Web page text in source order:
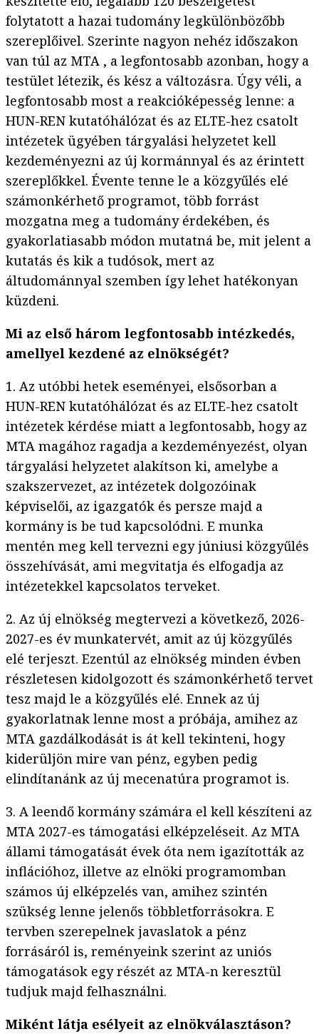
folytatott a hazai tudomány legkülönbözőbb
szereplőivel. Szerinte nagyon nehéz időszakon
van túl az MTA , a legfontosabb azonban, hogy a
testület létezik, és kész a változásra. Úgy véli, a
legfontosabb most a reakcióképesség lenne: a
HUN-REN kutatóhálózat és az ELTE-hez csatolt
intézetek ügyében tárgyalási helyzetet kell
kezdeményezni az új kormánnyal és az érintett
szereplőkkel. Évente tenne le a közgyűlés elé
számonkérhető programot, több forrást
mozgatna meg a tudomány érdekében, és
gyakorlatiasabb módon mutatná be, mit jelent a
kutatás és kik a tudósok, mert az
áltudománnyal szemben így lehet hatékonyan
küzdeni.
Mi az első három legfontosabb intézkedés,
amellyel kezdené az elnökségét?
1. Az utóbbi hetek eseményei, elsősorban a
HUN-REN kutatóhálózat és az ELTE-hez csatolt
intézetek kérdése miatt a legfontosabb, hogy az
MTA magához ragadja a kezdeményezést, olyan
tárgyalási helyzetet alakítson ki, amelybe a
szakszervezet, az intézetek dolgozóinak
képviselői, az igazgatók és persze majd a
kormány is be tud kapcsolódni. E munka
mentén meg kell tervezni egy júniusi közgyűlés
összehívását, ami megvitatja és elfogadja az
intézetekkel kapcsolatos terveket.
2. Az új elnökség megtervezi a következő, 2026-
2027-es év munkatervét, amit az új közgyűlés
elé terjeszt. Ezentúl az elnökség minden évben
részletesen kidolgozott és számonkérhető tervet
tesz majd le a közgyűlés elé. Ennek az új
gyakorlatnak lenne most a próbája, amihez az
MTA gazdálkodását is át kell tekinteni, hogy
kiderüljön mire van pénz, egyben pedig
elindítanánk az új mecenatúra programot is.
3. A leendő kormány számára el kell készíteni az
MTA 2027-es támogatási elképzeléseit. Az MTA
állami támogatását évek óta nem igazították az
inflációhoz, illetve az elnöki programomban
számos új elképzelés van, amihez szintén
szükség lenne jelenős többletforrásokra. E
tervben szerepelnek javaslatok a pénz
forrásáról is, reményeink szerint az uniós
támogatások egy részét az MTA-n keresztül
tudjuk majd felhasználni.
Miként látja esélyeit az elnökválasztáson?